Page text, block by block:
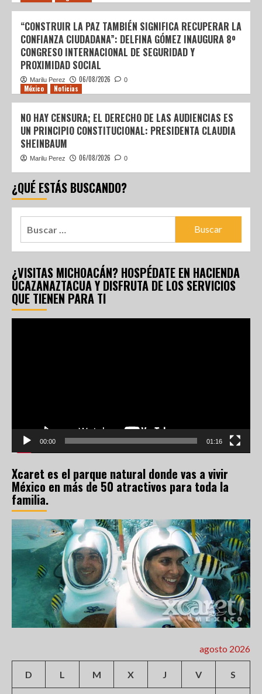
“CONSTRUIR LA PAZ TAMBIÉN SIGNIFICA RECUPERAR LA
CONFIANZA CIUDADANA”: DELFINA GÓMEZ INAUGURA 8º
CONGRESO INTERNACIONAL DE SEGURIDAD Y
PROXIMIDAD SOCIAL
Marilu Perez 06/08/2026 0
México Noticias
NO HAY CENSURA; EL DERECHO DE LAS AUDIENCIAS ES
UN PRINCIPIO CONSTITUCIONAL: PRESIDENTA CLAUDIA
SHEINBAUM
Marilu Perez 06/08/2026 0
¿QUÉ ESTÁS BUSCANDO?
¿VISITAS MICHOACÁN? HOSPÉDATE EN HACIENDA
UCAZANAZTACUA Y DISFRUTA DE LOS SERVICIOS
QUE TIENEN PARA TI
00:00 01:16
Xcaret es el parque natural donde vas a vivir
México en más de 50 atractivos para toda la
familia.
agosto 2026
D L M X J V S